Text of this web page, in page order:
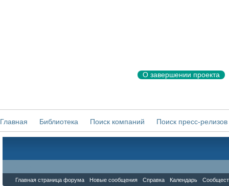
О завершении проекта
Главная Библиотека Поиск компаний Поиск пресс-релизов
Главная страница форума Новые сообщения Справка Календарь